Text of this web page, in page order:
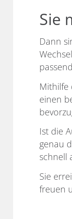
Sie
Dann
Mithilfe
einen
Ist die
genau
schnell
Sie
freuen